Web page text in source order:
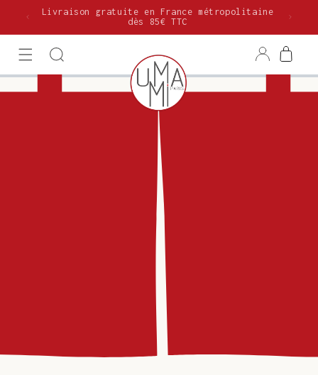
passer
Livraison gratuite en France métropolitaine
dès 85€ TTC
ConnexionPanier